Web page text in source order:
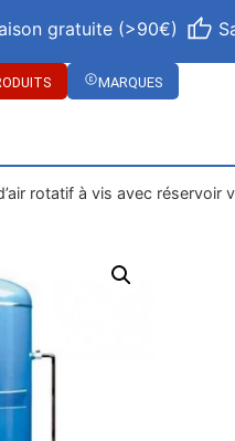
gratuite (>90€)
MARQUES
rotatif à vis avec réservoir